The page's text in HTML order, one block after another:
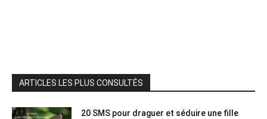
ARTICLES LES PLUS CONSULTÉS
20 SMS pour draguer et séduire une fille